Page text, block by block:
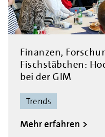
Finanzen,
Fischstäbchen:
bei der GIM
Trends
Mehr erfahren